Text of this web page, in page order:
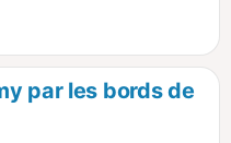
par les bords de